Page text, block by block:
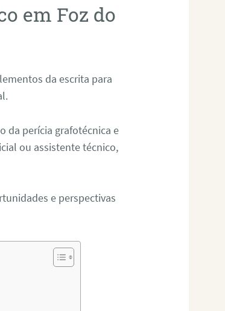
em Foz do
da escrita para
da perícia grafotécnica e
ou assistente técnico,
e perspectivas